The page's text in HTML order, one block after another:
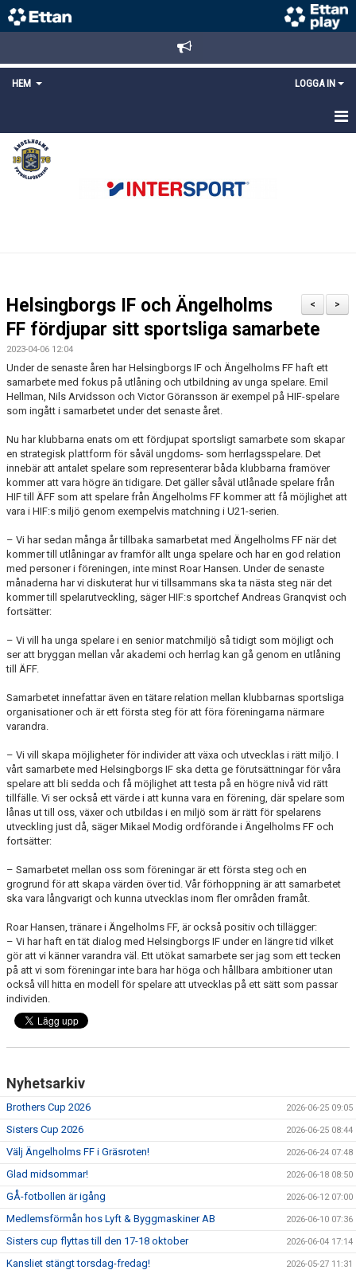
HEM LOGGA IN
STARTSIDA
NYHETER
LÄNKAR
MEDLEMS OCH TRÄNINGSAVGIFTER
>
<
Helsingborgs IF och Ängelholms
FF fördjupar sitt sportsliga samarbete
2023-04-06 12:04
Under de senaste åren har Helsingborgs IF och Ängelholms FF haft ett
samarbete med fokus på utlåning och utbildning av unga spelare. Emil
Hellman, Nils Arvidsson och Victor Göransson är exempel på HIF-spelare
som ingått i samarbetet under det senaste året.
Nu har klubbarna enats om ett fördjupat sportsligt samarbete som skapar
en strategisk plattform för såväl ungdoms- som herrlagsspelare. Det
innebär att antalet spelare som representerar båda klubbarna framöver
kommer att vara högre än tidigare. Det gäller såväl utlånade spelare från
HIF till ÄFF som att spelare från Ängelholms FF kommer att få möjlighet att
vara i HIF:s miljö genom exempelvis matchning i U21-serien.
– Vi har sedan många år tillbaka samarbetat med Ängelholms FF när det
kommer till utlåningar av framför allt unga spelare och har en god relation
med personer i föreningen, inte minst Roar Hansen. Under de senaste
månaderna har vi diskuterat hur vi tillsammans ska ta nästa steg när det
kommer till spelarutveckling, säger HIF:s sportchef Andreas Granqvist och
fortsätter:
– Vi vill ha unga spelare i en senior matchmiljö så tidigt som möjligt och
ser att bryggan mellan vår akademi och herrlag kan gå genom en utlåning
till ÄFF.
Samarbetet innefattar även en tätare relation mellan klubbarnas sportsliga
organisationer och är ett första steg för att föra föreningarna närmare
varandra.
– Vi vill skapa möjligheter för individer att växa och utvecklas i rätt miljö. I
vårt samarbete med Helsingborgs IF ska detta ge förutsättningar för våra
spelare att bli sedda och få möjlighet att testa på en högre nivå vid rätt
tillfälle. Vi ser också ett värde i att kunna vara en förening, där spelare som
lånas ut till oss, växer och utbildas i en miljö som är rätt för spelarens
utveckling just då, säger Mikael Modig ordförande i Ängelholms FF och
fortsätter:
– Samarbetet mellan oss som föreningar är ett första steg och en
grogrund för att skapa värden över tid. Vår förhoppning är att samarbetet
ska vara långvarigt och kunna utvecklas inom fler områden framåt.
Roar Hansen, tränare i Ängelholms FF, är också positiv och tillägger:
– Vi har haft en tät dialog med Helsingborgs IF under en längre tid vilket
gör att vi känner varandra väl. Ett utökat samarbete ser jag som ett tecken
på att vi som föreningar inte bara har höga och hållbara ambitioner utan
också vill hitta en modell för spelare att utvecklas på ett sätt som passar
individen.
Nyhetsarkiv
Brothers Cup 2026 2026-06-25 09:05
Sisters Cup 2026 2026-06-25 08:44
Välj Ängelholms FF i Gräsroten! 2026-06-24 07:48
Glad midsommar! 2026-06-18 08:50
GÅ-fotbollen är igång 2026-06-12 07:00
Medlemsförmån hos Lyft & Byggmaskiner AB 2026-06-10 07:36
Sisters cup flyttas till den 17-18 oktober 2026-06-04 17:14
Kansliet stängt torsdag-fredag! 2026-05-27 11:31